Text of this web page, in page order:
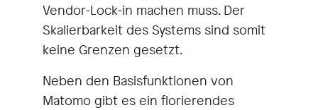
Vendor-Lock-in machen muss. Der
Skalierbarkeit des Systems sind somit
keine Grenzen gesetzt.
Neben den Basisfunktionen von
Matomo gibt es ein florierendes